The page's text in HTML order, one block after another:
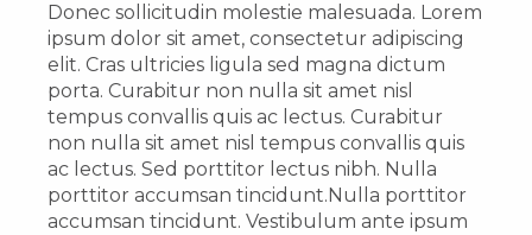
Donec sollicitudin molestie malesuada. Lorem
ipsum dolor sit amet, consectetur adipiscing
elit. Cras ultricies ligula sed magna dictum
porta. Curabitur non nulla sit amet nisl
tempus convallis quis ac lectus. Curabitur
non nulla sit amet nisl tempus convallis quis
ac lectus. Sed porttitor lectus nibh. Nulla
porttitor accumsan tincidunt.Nulla porttitor
accumsan tincidunt. Vestibulum ante ipsum